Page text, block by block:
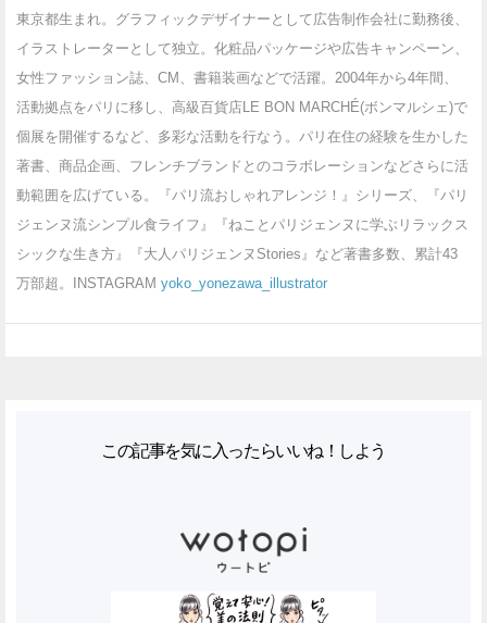
東京都生まれ。グラフィックデザイナーとして広告制作会社に勤務後、
イラストレーターとして独立。化粧品パッケージや広告キャンペーン、
女性ファッション誌、CM、書籍装画などで活躍。2004年から4年間、
活動拠点をパリに移し、高級百貨店LE BON MARCHÉ(ボンマルシェ)で
個展を開催するなど、多彩な活動を行なう。パリ在住の経験を生かした
著書、商品企画、フレンチブランドとのコラボレーションなどさらに活
動範囲を広げている。『パリ流おしゃれアレンジ！』シリーズ、『パリ
ジェンヌ流シンプル食ライフ』『ねことパリジェンヌに学ぶリラックス
シックな生き方』『大人パリジェンヌStories』など著書多数、累計43
万部超。INSTAGRAM yoko_yonezawa_illustrator
この記事を気に入ったらいいね！しよう